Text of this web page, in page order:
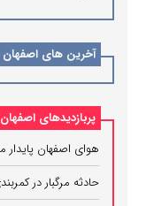
آخرین های اصفهان
پربازدیدهای اصفهان
هوای اصفهان پایدار
حادثه مرگبار در